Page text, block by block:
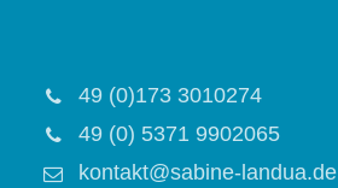
49 (0)173 3010274
49 (0) 5371 9902065
kontakt@sabine-landua.de